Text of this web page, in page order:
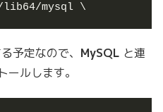
mysql \
予定なので、 MySQL と連
ールします。